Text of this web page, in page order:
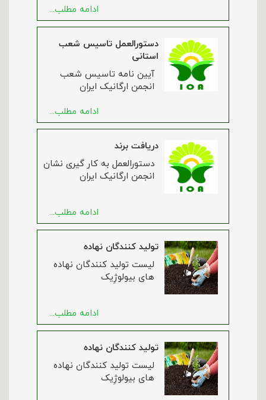
ادامه مطلب...
دستورالعمل تاسیس شعب
استانی
آیین نامه تاسیس شعب
انجمن ارگانیک ایران
ادامه مطلب...
دریافت برند
دستورالعمل به کار گیری نشان
انجمن ارگانیک ایران
ادامه مطلب...
تولید کنندگان نهاده
لیست تولید کنندگان نهاده
های بیولوژِیک
ادامه مطلب...
تولید کنندگان نهاده
لیست تولید کنندگان نهاده
های بیولوژِیک